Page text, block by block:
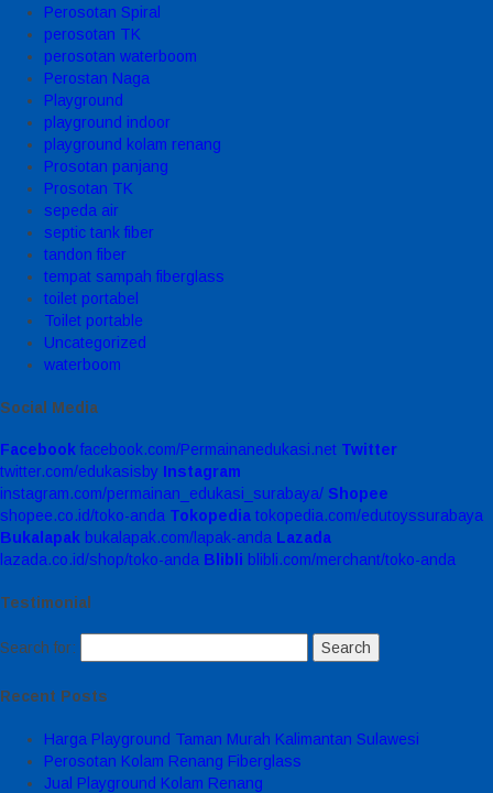
Perosotan Spiral
perosotan TK
perosotan waterboom
Perostan Naga
Playground
playground indoor
playground kolam renang
Prosotan panjang
Prosotan TK
sepeda air
septic tank fiber
tandon fiber
tempat sampah fiberglass
toilet portabel
Toilet portable
Uncategorized
waterboom
Social Media
Facebook facebook.com/Permainanedukasi.net Twitter
twitter.com/edukasisby Instagram
instagram.com/permainan_edukasi_surabaya/ Shopee
shopee.co.id/toko-anda Tokopedia tokopedia.com/edutoyssurabaya
Bukalapak bukalapak.com/lapak-anda Lazada
lazada.co.id/shop/toko-anda Blibli blibli.com/merchant/toko-anda
Testimonial
Search for:
Recent Posts
Harga Playground Taman Murah Kalimantan Sulawesi
Perosotan Kolam Renang Fiberglass
Jual Playground Kolam Renang